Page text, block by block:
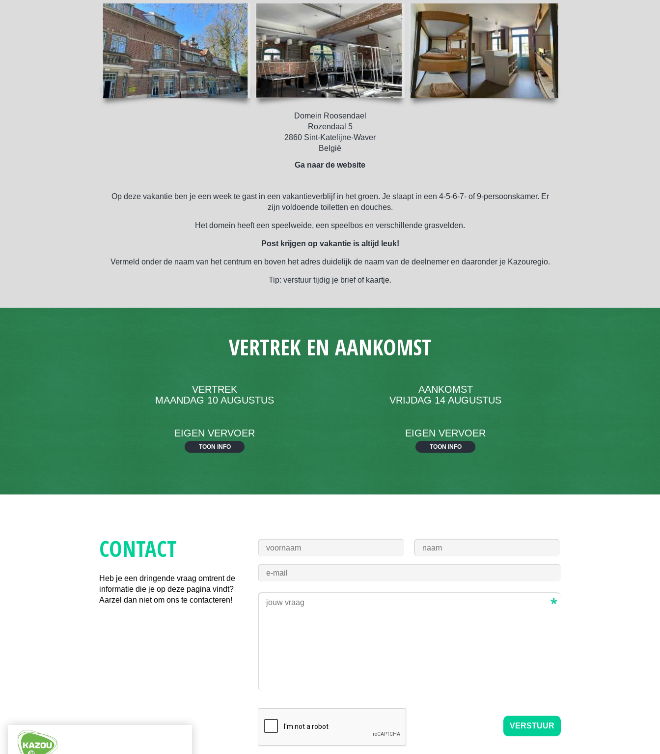
Domein Roosendael
Rozendaal 5
2860 Sint-Katelijne-Waver
België
Ga naar de website
Op deze vakantie ben je een week te gast in een vakantieverblijf in het groen. Je slaapt in een 4-5-6-7- of 9-persoonskamer. Er
zijn voldoende toiletten en douches.
Het domein heeft een speelweide, een speelbos en verschillende grasvelden.
Post krijgen op vakantie is altijd leuk!
Vermeld onder de naam van het centrum en boven het adres duidelijk de naam van de deelnemer en daaronder je Kazouregio.
Tip: verstuur tijdig je brief of kaartje.
VERTREK EN AANKOMST
VERTREK
MAANDAG 10 AUGUSTUS
EIGEN VERVOER
TOON INFO
AANKOMST
VRIJDAG 14 AUGUSTUS
EIGEN VERVOER
TOON INFO
CONTACT
Heb je een dringende vraag omtrent de
informatie die je op deze pagina vindt?
Aarzel dan niet om ons te contacteren!